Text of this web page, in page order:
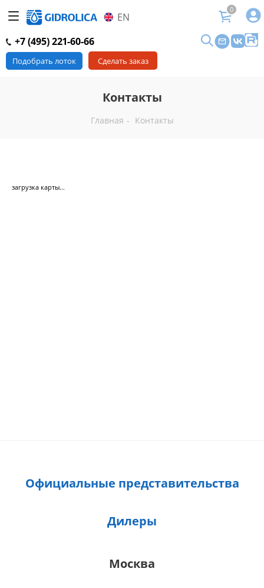
EN
0
+7 (495) 221-60-66
Подобрать лоток Сделать заказ
Контакты
Главная - Контакты
загрузка карты...
Официальные представительства
Дилеры
Москва